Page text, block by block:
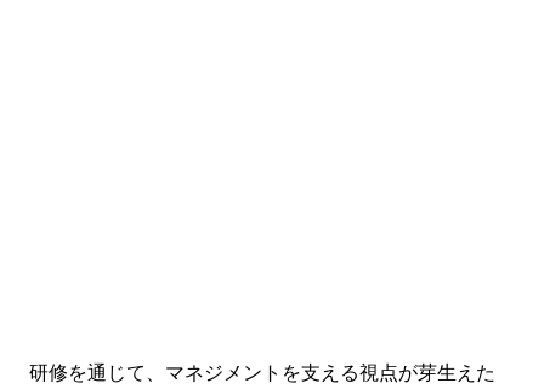
研修を通じて、マネジメントを支える視点が芽生えた